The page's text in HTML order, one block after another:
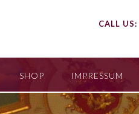
CALL US:
SHOP IMPRESSUM